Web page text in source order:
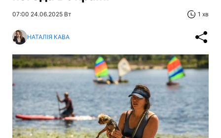
07:00 24.06.2025 Вт 1 хв
НАТАЛІЯ КАВА